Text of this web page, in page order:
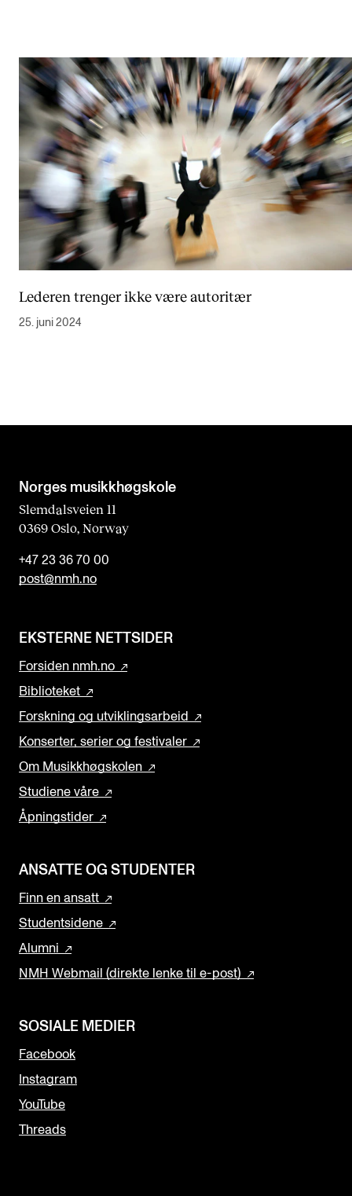
Lederen trenger ikke være autoritær
25. juni 2024
Norges musikk­høgskole
Slemdalsveien 11
0369 Oslo, Norway
+47 23 36 70 00
post@nmh.no
EKSTERNE NETTSIDER
Forsiden nmh.no
Biblioteket
Forskning og utviklingsarbeid
Konserter, serier og festivaler
Om Musikkhøgskolen
Studiene våre
Åpningstider
ANSATTE OG STUDENTER
Finn en ansatt
Studentsidene
Alumni
NMH Webmail (direkte lenke til e-post)
SOSIALE MEDIER
Facebook
Instagram
YouTube
Threads